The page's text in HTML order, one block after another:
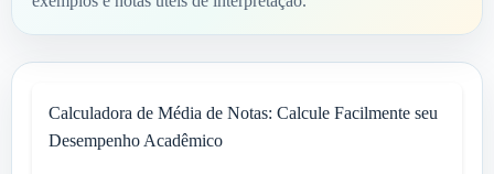
Calculadora de Média de Notas: Calcule Facilmente seu
Desempenho Acadêmico